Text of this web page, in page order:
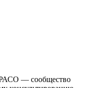
РАСО — сообщество